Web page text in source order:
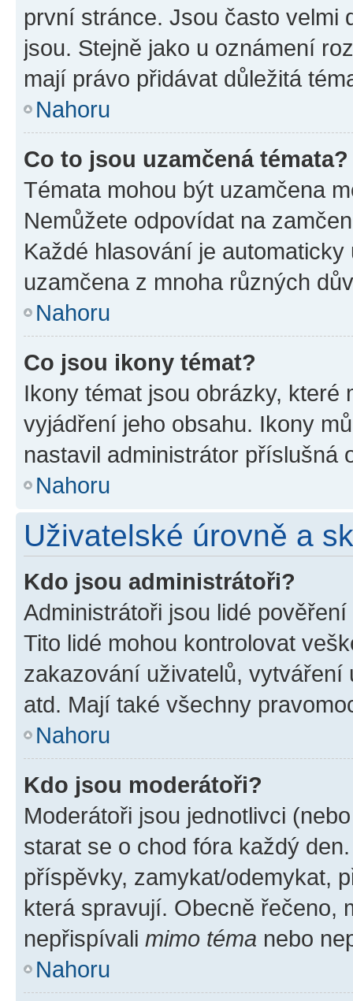
první stránce. Jsou často velmi
jsou. Stejně jako u oznámení
mají právo přidávat důležitá
Nahoru
Co to jsou uzamčená témata?
Témata mohou být uzamčena
Nemůžete odpovídat na
Každé hlasování je
uzamčena z mnoha různých
Nahoru
Co jsou ikony témat?
Ikony témat jsou obrázky,
vyjádření jeho obsahu. Ikony
nastavil administrátor příslušná
Nahoru
Uživatelské úrovně a
Kdo jsou administrátoři?
Administrátoři jsou lidé
Tito lidé mohou kontrolovat
zakazování uživatelů,
atd. Mají také všechny
Nahoru
Kdo jsou moderátoři?
Moderátoři jsou jednotlivci
starat se o chod fóra každý
příspěvky, zamykat/odemykat,
která spravují. Obecně řečeno,
nepřispívali mimo téma nebo
Nahoru